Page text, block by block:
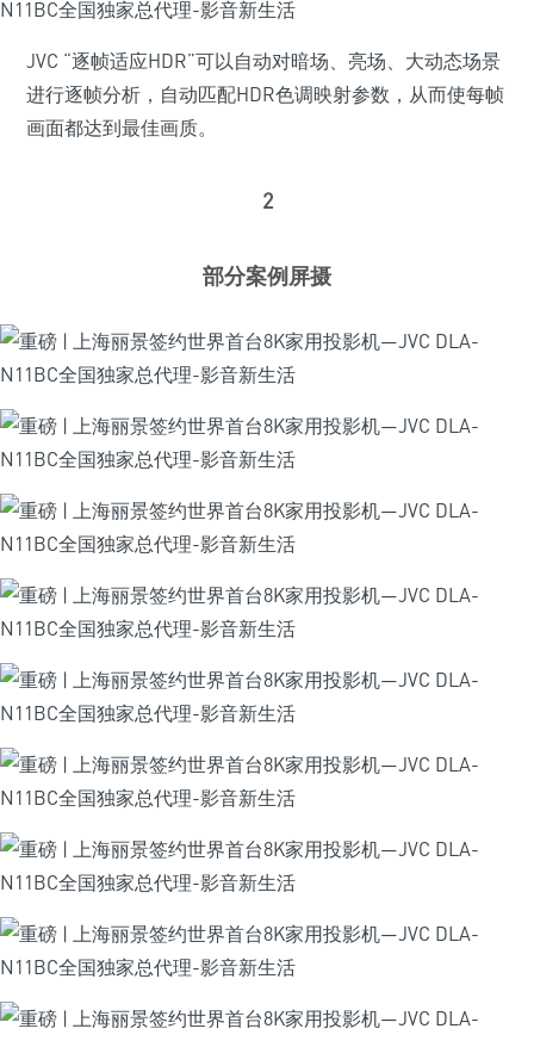
JVC “逐帧适应HDR”可以自动对暗场、亮场、大动态场景
进行逐帧分析，自动匹配HDR色调映射参数，从而使每帧
画面都达到最佳画质。
2
部分案例屏摄